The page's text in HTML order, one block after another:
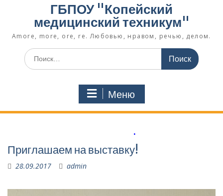
ГБПОУ "Копейский
медицинский техникум"
Amore, more, ore, re. Любовью, нравом, речью, делом.
Поиск
по:
Меню
Приглашаем на выставку!
28.09.2017 admin